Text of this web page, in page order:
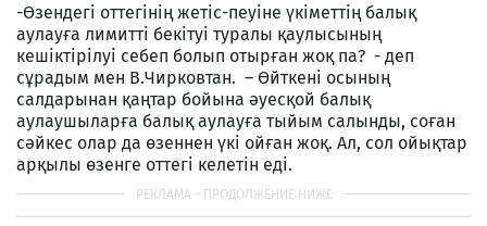
-Өзендегі оттегінің жетіс-пеуіне үкіметтің балық
аулауға лимитті бекітуі туралы қаулысының
кешіктірілуі себеп болып отырған жоқ па? - деп
сұрадым мен В.Чирковтан. – Өйткені осының
салдарынан қаңтар бойына әуесқой балық
аулаушыларға балық аулауға тыйым салынды, соған
сәйкес олар да өзеннен үкі ойған жоқ. Ал, сол ойықтар
арқылы өзенге оттегі келетін еді.